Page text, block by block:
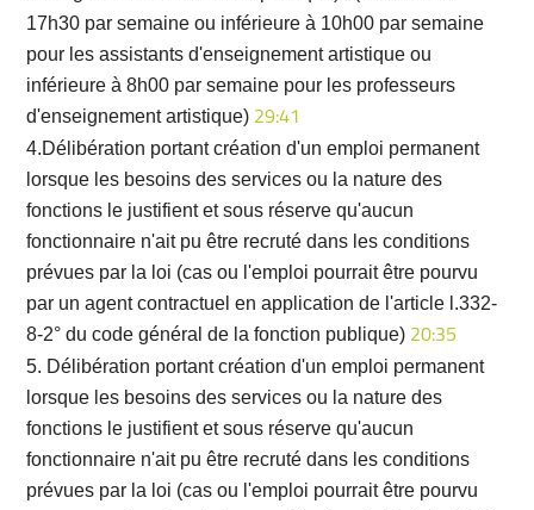
17h30 par semaine ou inférieure à 10h00 par semaine
pour les assistants d'enseignement artistique ou
inférieure à 8h00 par semaine pour les professeurs
d'enseignement artistique) 29:41
4.Délibération portant création d'un emploi permanent
lorsque les besoins des services ou la nature des
fonctions le justifient et sous réserve qu'aucun
fonctionnaire n'ait pu être recruté dans les conditions
prévues par la loi (cas ou l'emploi pourrait être pourvu
par un agent contractuel en application de l'article l.332-
8-2° du code général de la fonction publique) 20:35
5. Délibération portant création d'un emploi permanent
lorsque les besoins des services ou la nature des
fonctions le justifient et sous réserve qu'aucun
fonctionnaire n'ait pu être recruté dans les conditions
prévues par la loi (cas ou l'emploi pourrait être pourvu